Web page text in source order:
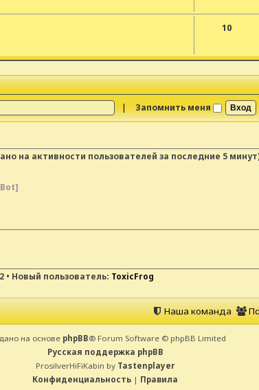
10
| Запомнить меня
на активности пользователей за последние 5
• Новый пользователь: ToxicFrog
Наша команда
на основе phpBB® Forum Software © phpBB Limited
Русская поддержка phpBB
ProsilverHiFiKabin by Tastenplayer
Конфиденциальность | Правила